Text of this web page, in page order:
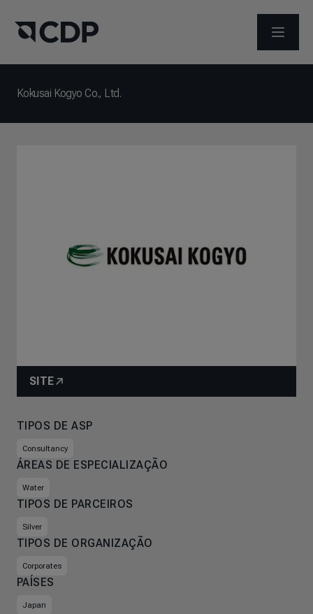
ABRIR
Kokusai Kogyo Co., Ltd.
SITE
TIPOS DE ASP
Consultancy
ÁREAS DE ESPECIALIZAÇÃO
Water
TIPOS DE PARCEIROS
Silver
TIPOS DE ORGANIZAÇÃO
Corporates
PAÍSES
Japan